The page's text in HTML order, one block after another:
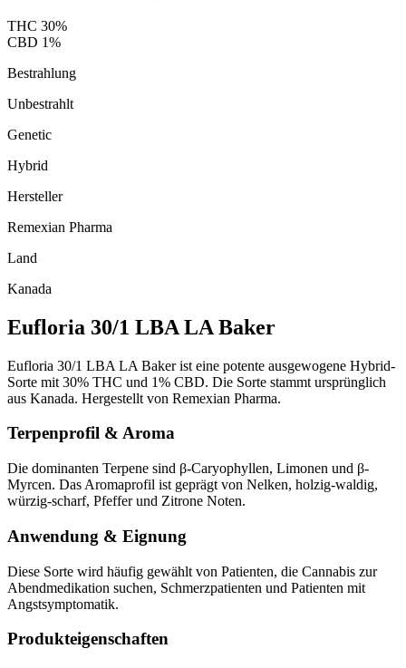
THC 30%
CBD 1%
Bestrahlung
Unbestrahlt
Genetic
Hybrid
Hersteller
Remexian Pharma
Land
Kanada
Eufloria 30/1 LBA LA Baker
Eufloria 30/1 LBA LA Baker ist eine potente ausgewogene Hybrid-
Sorte mit 30% THC und 1% CBD. Die Sorte stammt ursprünglich
aus Kanada. Hergestellt von Remexian Pharma.
Terpenprofil & Aroma
Die dominanten Terpene sind β-Caryophyllen, Limonen und β-
Myrcen. Das Aromaprofil ist geprägt von Nelken, holzig-waldig,
würzig-scharf, Pfeffer und Zitrone Noten.
Anwendung & Eignung
Diese Sorte wird häufig gewählt von Patienten, die Cannabis zur
Abendmedikation suchen, Schmerzpatienten und Patienten mit
Angstsymptomatik.
Produkteigenschaften